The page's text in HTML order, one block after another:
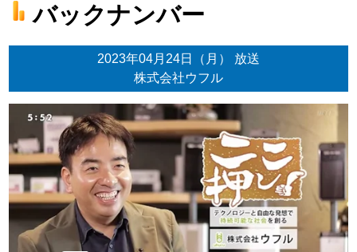
バックナンバー
2023年04月24日（月） 放送
株式会社ウフル